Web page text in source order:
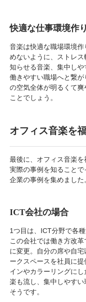
快適な仕事環境作
音楽は快適な職場環境
めないように、ストレ
知らせる音楽、集中し
働きやすい職場へと繋
の空気全体が明るくて
ことでしょう。
オフィス音楽を
最後に、オフィス音楽を
実際の事例を知ること
企業の事例を集めました
ICT会社の場合
1つ目は、ICT分野で各
この会社では働き方改
に変更。自分の席や自
ークスペースを社員に
インやカラーリングに
楽も流し、集中しやす
そうです。